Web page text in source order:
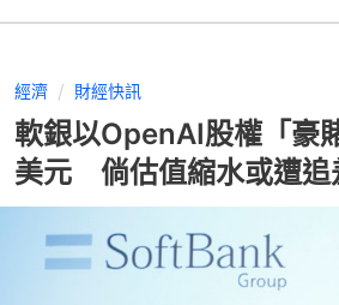
經濟 財經快訊
軟銀以OpenAI股權「豪
美元 倘估值縮水或遭追